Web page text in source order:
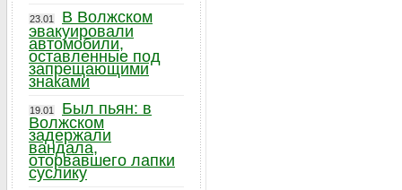
23.01
В Волжском
эвакуировали
автомобили,
оставленные под
запрещающими
знаками
19.01
Был пьян: в
Волжском
задержали
вандала,
оторвавшего лапки
суслику